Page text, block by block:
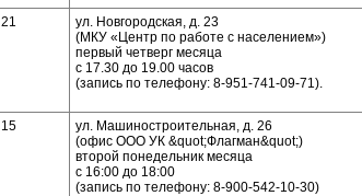
21
ул. Новгородская, д. 23
(МКУ «Центр по работе с населением»)
первый четверг месяца
с 17.30 до 19.00 часов
(запись по телефону: 8-951-741-09-71).
15
ул. Машиностроительная, д. 26
(офис ООО УК &quot;Флагман&quot;)
второй понедельник месяца
с 16:00 до 18:00
(запись по телефону: 8-900-542-10-30)